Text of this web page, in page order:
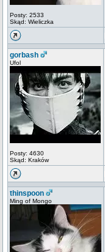
Posty: 2533
Skąd: Wieliczka
gorbash
Ufol
Posty: 4630
Skąd: Kraków
thinspoon
Ming of Mongo